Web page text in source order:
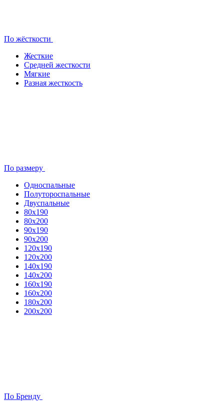
По жёсткости
Жесткие
Средней жесткости
Мягкие
Разная жесткость
По размеру
Односпальные
Полутороспальные
Двуспальные
80x190
80х200
90х190
90х200
120х190
120х200
140х190
140х200
160х190
160х200
180х200
200х200
По Бренду